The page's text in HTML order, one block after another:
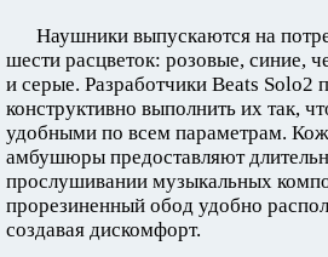
Наушники выпускаются на
шести расцветок: розовые, синие,
и серые. Разработчики Beats Solo2
конструктивно выполнить их так,
удобными по всем параметрам.
амбушюры предоставляют
прослушивании музыкальных
прорезиненный обод удобно
создавая дискомфорт.